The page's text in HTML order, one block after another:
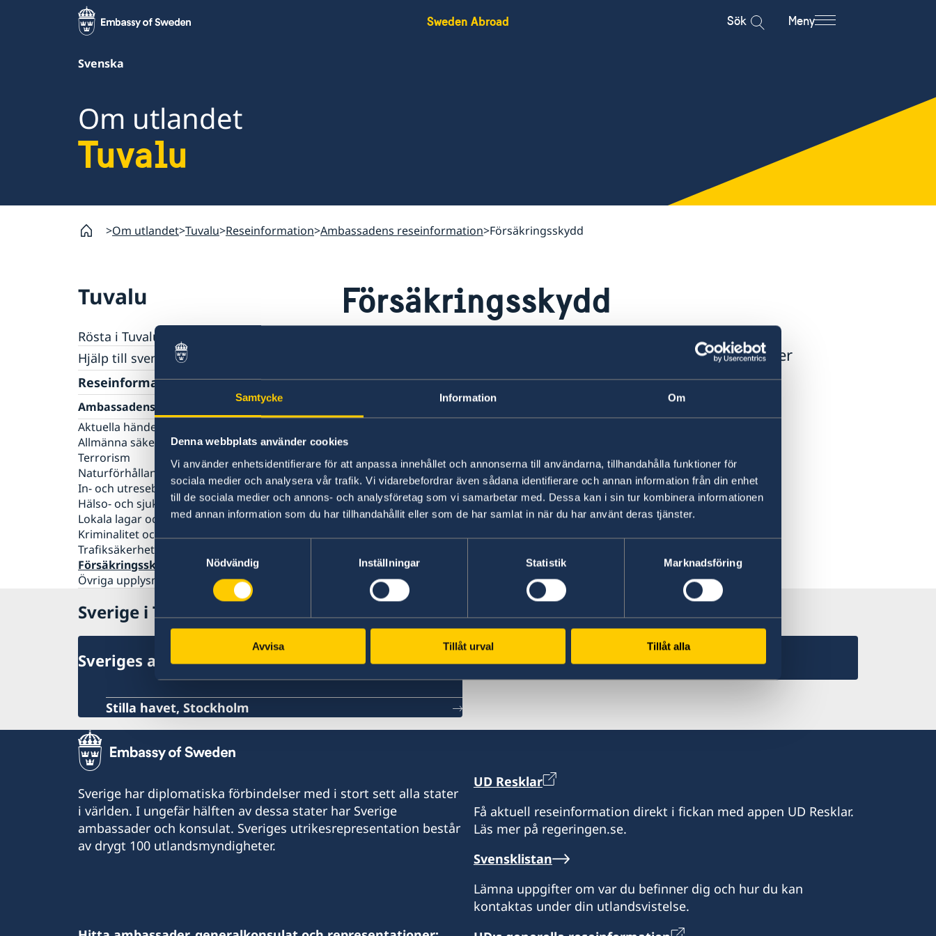
Samtycke Information Om
Denna webbplats använder cookies
Vi använder enhetsidentifierare för att anpassa innehållet och annonserna till användarna, tillhandahålla funktioner för
sociala medier och analysera vår trafik. Vi vidarebefordrar även sådana identifierare och annan information från din enhet
till de sociala medier och annons- och analysföretag som vi samarbetar med. Dessa kan i sin tur kombinera informationen
med annan information som du har tillhandahållit eller som de har samlat in när du har använt deras tjänster.
Samtyckesval
Nödvändig
Inställningar Statistik Marknadsföring
Avvisa Tillåt urval Tillåt alla
Sweden Abroad Sök Meny
Svenska
Om utlandet
Tuvalu
Om utlandet Tuvalu Reseinformation Ambassadens reseinformation Försäkringsskydd
Tuvalu
Rösta i Tuvalu
Hjälp till svenskar utomlands
Rösta i Tuvalu
Akut hjälp
Pass utomlands
Hjälp kring medborgarskap
Reseinformation
Ambassadens reseinformation
Aktuella händelser
Allmänna säkerhetsläget
Terrorism
Naturförhållanden och katastrofer
In- och utresebestämmelser
Hälso- och sjukvård
Lokala lagar och sedvänjor
Kriminalitet och personlig säkerhet
Trafiksäkerhet
Försäkringsskydd
Övriga upplysningar
Försäkringsskydd
Sverige och Fiji har inga ömsesidiga avtal om socialskydd eller
sjukförsäkringar varför man bör se till att ha en täckande
reseförsäkring.
Sverige i Tuvalu
Sveriges ambassad
Stilla havet, Stockholm
Svenska konsulat
Sverige har diplomatiska förbindelser med i stort sett alla stater
i världen. I ungefär hälften av dessa stater har Sverige
ambassader och konsulat. Sveriges utrikesrepresentation består
av drygt 100 utlandsmyndigheter.
UD Resklar
Få aktuell reseinformation direkt i fickan med appen UD Resklar.
Läs mer på regeringen.se.
Svensklistan
Lämna uppgifter om var du befinner dig och hur du kan
kontaktas under din utlandsvistelse.